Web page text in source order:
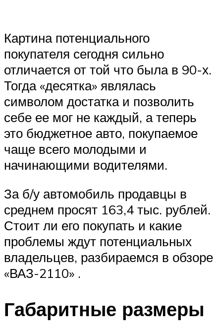
Картина потенциального
покупателя сегодня сильно
отличается от той что была в 90-х.
Тогда «десятка» являлась
символом достатка и позволить
себе ее мог не каждый, а теперь
это бюджетное авто, покупаемое
чаще всего молодыми и
начинающими водителями.
За б/у автомобиль продавцы в
среднем просят 163,4 тыс. рублей.
Стоит ли его покупать и какие
проблемы ждут потенциальных
владельцев, разбираемся в обзоре
«ВАЗ-2110» .
Габаритные размеры